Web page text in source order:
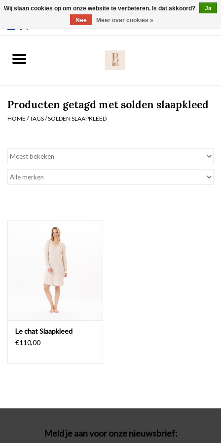
Slip
Nachtmode
Lingerie-accessoires
Cadeaubonnen
Producten getagd met solden slaapkleed
HOME /TAGS/SOLDEN SLAAPKLEED
Le chat Slaapkleed
€110,00
Meld je aan voor onze nieuwsbrief:
Wij slaan cookies op om onze website te verbeteren. Is dat akkoord?
Ja
Nee
Meer over cookies »
Webshop werkt met EU maten. .